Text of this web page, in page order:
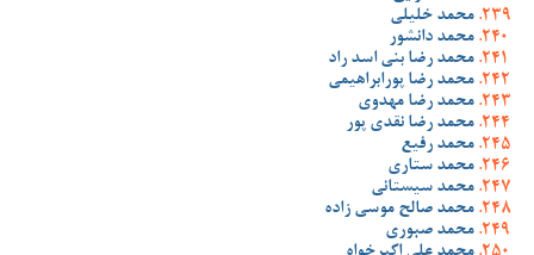
محمد خلیلی
محمد دانشور
محمد رضا بنی اسد راد
محمد رضا پورابراهیمی
محمد رضا مهدوی
محمد رضا نقدی پور
محمد رفیع
محمد ستاری
محمد سیستانی
محمد صالح موسی زاده
محمد صبوری